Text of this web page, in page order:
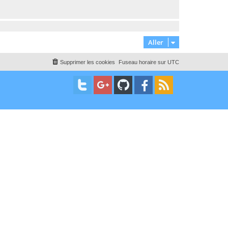
Aller
Fuseau horaire sur UTC
Supprimer les cookies